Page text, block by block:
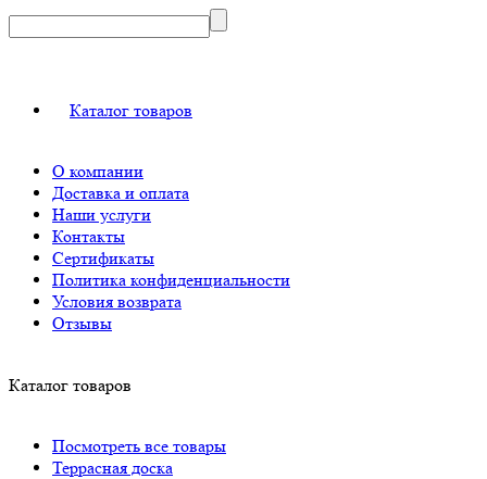
Каталог товаров
О компании
Доставка и оплата
Наши услуги
Контакты
Сертификаты
Политика конфиденциальности
Условия возврата
Отзывы
Каталог товаров
Посмотреть все товары
Террасная доска